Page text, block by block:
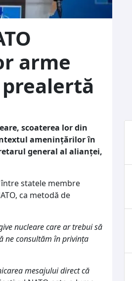
arme
scoaterea lor din
ameninţărilor în
general al alianţei,
statele membre
ca metodă de
nucleare care ar trebui să
ne consultăm în privinţa
mesajului direct că